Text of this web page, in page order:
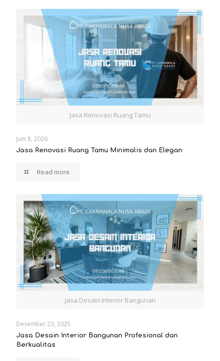
Jasa Renovasi Ruang Tamu
Juni 8, 2026
Jasa Renovasi Ruang Tamu Minimalis dan Elegan
Read more
Jasa Desain Interior Bangunan
Desember 23, 2025
Jasa Desain Interior Bangunan Profesional dan
Berkualitas